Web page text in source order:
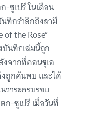
-ซูเปรี ในเดือน
ทึกรำลึกถึงสามี
of the Rose”
นทึกเล่มนี้ถูก
งจากที่คอนซูเอ
งถูกค้นพบ และได้
วาระครบรอบ
ก-ซูเปรี เมื่อวันที่